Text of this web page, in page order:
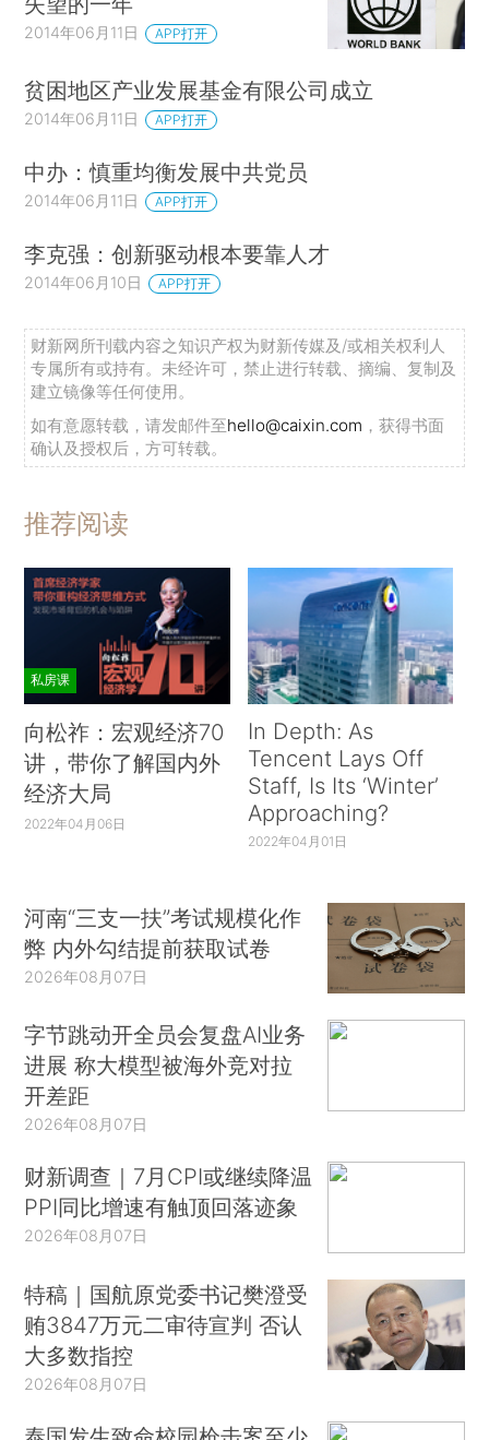
2014年06月11日 APP打开
贫困地区产业发展基金有限公司成立
2014年06月11日 APP打开
中办：慎重均衡发展中共党员
2014年06月11日 APP打开
李克强：创新驱动根本要靠人才
2014年06月10日 APP打开
财新网所刊载内容之知识产权为财新传媒及/或相关权利人
专属所有或持有。未经许可，禁止进行转载、摘编、复制及
建立镜像等任何使用。
如有意愿转载，请发邮件至hello@caixin.com ，获得书面
确认及授权后，方可转载。
推荐阅读
私房课
向松祚：宏观经济70
讲，带你了解国内外
经济大局
2022年04月06日
In Depth: As
Tencent Lays Off
Staff, Is Its ‘Winter’
Approaching?
2022年04月01日
河南“三支一扶”考试规模化作
弊 内外勾结提前获取试卷
2026年08月07日
字节跳动开全员会复盘AI业务
进展 称大模型被海外竞对拉
开差距
2026年08月07日
财新调查｜7月CPI或继续降温
PPI同比增速有触顶回落迹象
2026年08月07日
特稿｜国航原党委书记樊澄受
贿3847万元二审待宣判 否认
大多数指控
2026年08月07日